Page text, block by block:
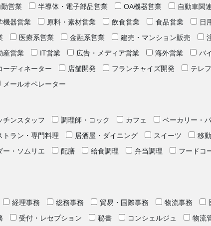
営業
半導体・電子部品営業 OA機器営業
自動車関
機器営業 原料・素材営業 飲食営業 食品営業
日
医療系営業 金融系営業 建売・マンション販売
産営業 IT営業 広告・メディア営業 海外営業
バ
ーディネーター 店舗開発 フランチャイズ開発
テレ
メールオペレーター
チンスタッフ 調理師・コック カフェ ベーカリー・
トラン・専門料理 居酒屋・ダイニング スイーツ 移
ー・ソムリエ 配膳 給食調理 弁当調理
フードコ
経理事務 総務事務 貿易・国際事務 物流事務
受付・レセプション 秘書 コンシェルジュ 物流